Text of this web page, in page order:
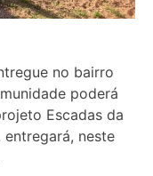
no bairro
poderá
Escadas da
entregará, neste